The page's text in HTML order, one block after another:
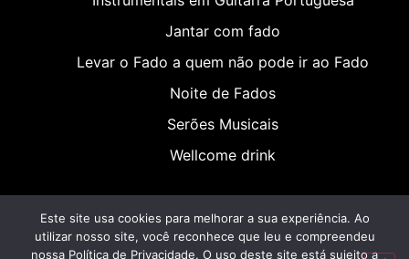
Jantar com fado
Levar o Fado a quem não pode ir ao Fado
Noite de Fados
Serões Musicais
Wellcome drink
Este site usa cookies para melhorar a sua experiência. Ao
utilizar nosso site, você reconhece que leu e compreendeu
nossa Política de Privacidade. O uso deste site está sujeito a